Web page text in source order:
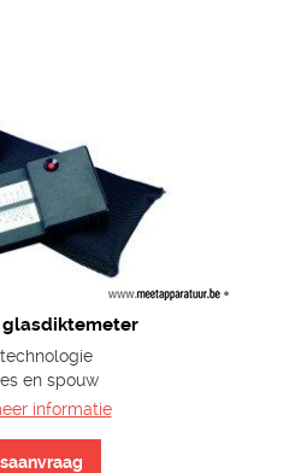
glasdiktemeter
en spouw
informatie